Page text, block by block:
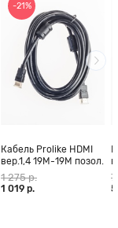
-21%
Кабель Prolike HDMI
вер.1,4 19М-19М позол.
конт., ферритовые
кольца, 20 м
1 275 р.
1 019 р.